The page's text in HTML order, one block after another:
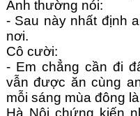
Anh thường nói:
- Sau này nhất định
nơi.
Cô cười:
- Em chẳng cần đi
vẫn được ăn cùng
mỗi sáng mùa đông